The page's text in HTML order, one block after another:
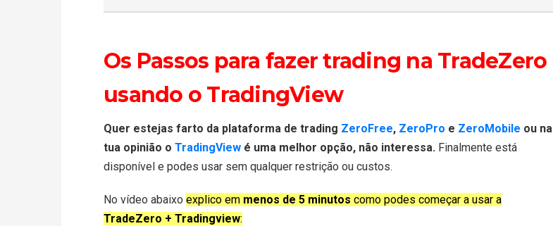
Os Passos para fazer trading na TradeZero
usando o TradingView
Quer estejas farto da plataforma de trading ZeroFree, ZeroPro e ZeroMobile ou na
tua opinião o TradingView é uma melhor opção, não interessa. Finalmente está
disponível e podes usar sem qualquer restrição ou custos.
No vídeo abaixo explico em menos de 5 minutos como podes começar a usar a
TradeZero + Tradingview: